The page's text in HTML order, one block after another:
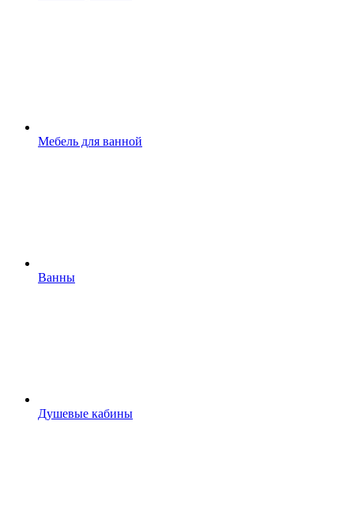
Мебель для ванной
Ванны
Душевые кабины